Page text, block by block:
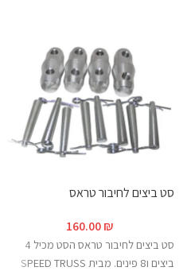
סט ביצים לחיבור טראס
160.00₪
ביצים ו8 פינים. מבית SPEED TRUSS